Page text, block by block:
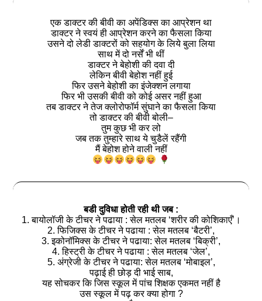
एक डाक्टर की बीवी का अपेंडिक्स का आप्रेशन था
डाक्टर ने स्वयं ही आप्रेशन करने का फैसला किया
उसने दो लेडी डाक्टरों को सहयोग के लिये बुला लिया
साथ में दो नर्सें भी थीं
डाक्टर ने बेहोशी की दवा दी
लेकिन बीवी बेहोश नहीं हुई
फिर उसने बेहोशी का इंजेक्शन लगाया
फिर भी उसकी बीवी को कोई असर नहीं हुआ
तब डाक्टर ने तेज क्लोरोफॉर्म सुंघाने का फैसला किया
तो डाक्टर की बीवी बोली–
तुम कुछ भी कर लो
जब तक तुम्हारे साथ ये चुडैलें रहैंगी
मैं बेहोश होने वाली नहीं
बडी दुविधा होती रही थी जब :
1. बायोलॉजी के टीचर ने पढाया : सेल मतलब ‘शरीर की कोशिकाएँ’।
2. फिजिक्स के टीचर ने पढाया : सेल मतलब ‘बैटरी’,
3. इकोनॉमिक्स के टीचर ने पढाया: सेल मतलब ‘बिक्री’,
4. हिस्ट्री के टीचर ने पढाया : सेल मतलब ‘जेल’,
5. अंग्रेजी के टीचर ने पढाया: सेल मतलब ‘मोबाइल’,
पढ़ाई ही छोड़ दी भाई साब,
यह सोचकर कि जिस स्कूल में पांच शिक्षक एकमत नहीं है
उस स्कूल में पढ़ कर क्या होगा ?